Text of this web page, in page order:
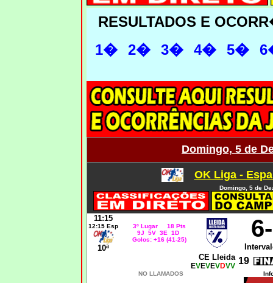
RESULTADOS E
1�
2� 3� 4� 5�
Domingo, 5 de
OK Liga -
Domingo, 5 de
11:15
12:15 Esp
10ª
3º Lugar 18 Pts
9J 5V 3E 1D
Golos: +16 (41-25)
CE Lleida
EVEVEVDVV 19
NO LLAMADOS